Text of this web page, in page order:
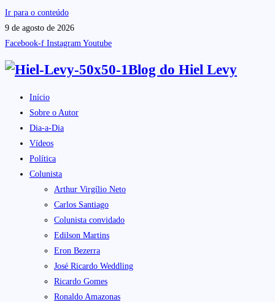
Ir para o conteúdo
9 de agosto de 2026
Facebook-f Instagram Youtube
Blog do Hiel Levy
Início
Sobre o Autor
Dia-a-Dia
Vídeos
Política
Colunista
Arthur Virgílio Neto
Carlos Santiago
Colunista convidado
Edilson Martins
Eron Bezerra
José Ricardo Weddling
Ricardo Gomes
Ronaldo Amazonas